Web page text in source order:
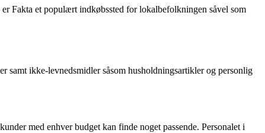
Fakta et populært indkøbssted for lokalbefolkningen såvel som
samt ikke-levnedsmidler såsom husholdningsartikler og personlig
med enhver budget kan finde noget passende. Personalet i